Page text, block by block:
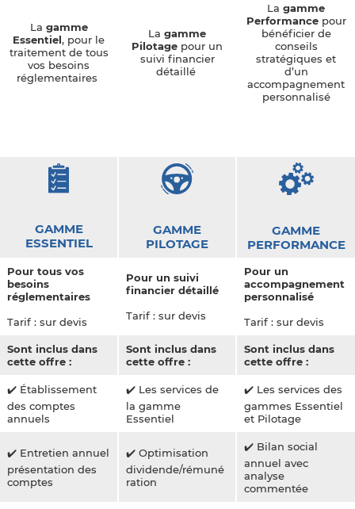
La gamme
Essentiel, pour le
traitement de tous
vos besoins
réglementaires
La gamme
Pilotage pour un
suivi financier
détaillé
La gamme
Performancepour
bénéficier de
conseils
stratégiques et
d’un
accompagnement
personnalisé
GAMME
ESSENTIEL
GAMME
PILOTAGE
GAMME
PERFORMANCE
Pour tous vos
besoins
réglementaires
Tarif : sur devis
Pour un suivi
financier détaillé
Tarif : sur devis
Pour un
accompagnement
personnalisé
Tarif : sur devis
Sont inclus dans
cette offre :
Sont inclus dans
cette offre :
Sont inclus dans
cette offre :
✔️ Établissement
des comptes
annuels
✔️ Les services de
la gamme
Essentiel
✔️ Les services des
gammes Essentiel
et Pilotage
✔️ Entretien annuel
présentation des
comptes
✔️ Optimisation
dividende/rémuné
ration
✔️ Bilan social
annuel avec
analyse
commentée